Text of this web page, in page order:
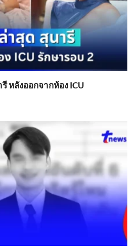
หลังออกจากห้อง ICU